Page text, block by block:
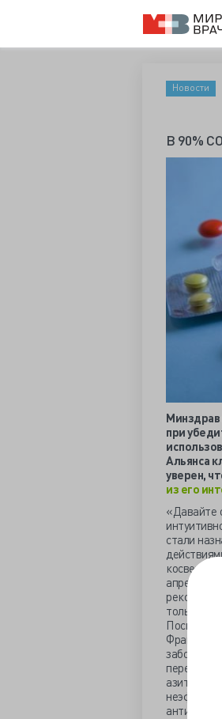
Новости
В 90%
Минздрав
при
Альянса
уверен,
из его
«Давайте
стали
апреле-
только
Франции
перестали